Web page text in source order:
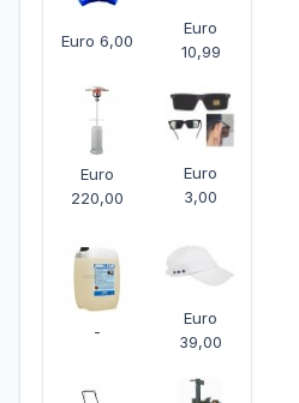
Euro 6,00
Euro
10,99
Euro
220,00
Euro
3,00
-
Euro
39,00